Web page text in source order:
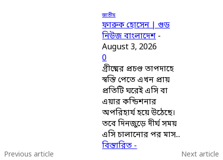
জাতীয়
ফারুক হোসেন | গুড
নিউজ বাংলাদেশ -
August 3, 2026
0
গ্রীষ্মের প্রচণ্ড তাপদাহে
স্বস্তি পেতে এখন প্রায়
প্রতিটি ঘরেই এসি বা
এয়ার কন্ডিশনার
অপরিহার্য হয়ে উঠেছে।
তবে দিনজুড়ে দীর্ঘ সময়
এসি চালানোর পর মাস...
বিস্তারিত -
Previous article Next article